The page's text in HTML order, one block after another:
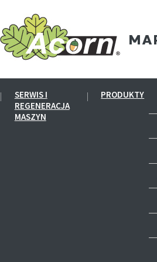
SERWIS I
REGENERACJA
MASZYN
PRODUKTY